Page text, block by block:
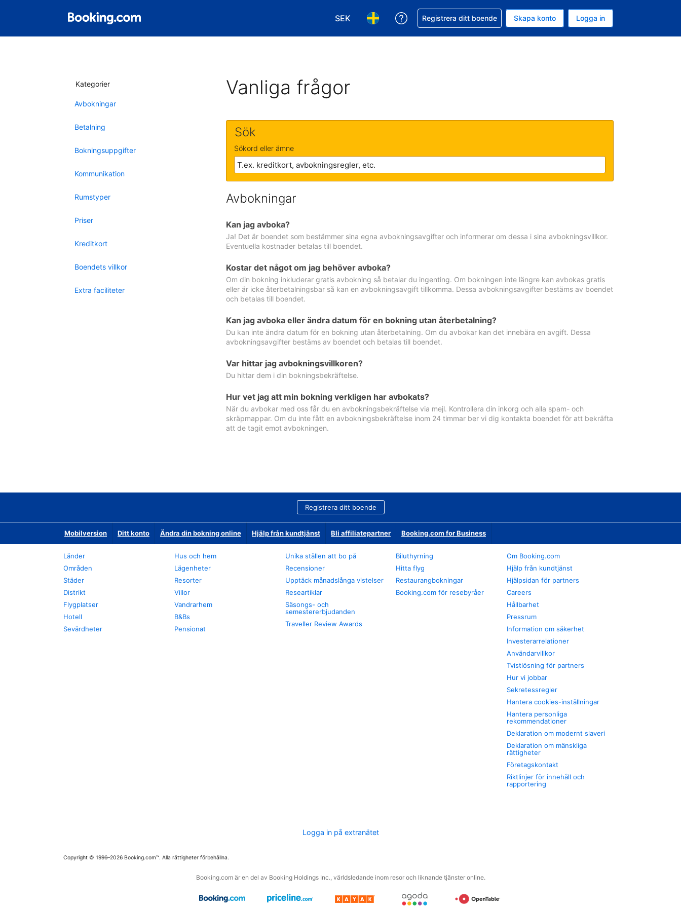
SEK
Välj valuta. Din nuvarande valuta är Svenska kronor
Välj språk. Ditt nuvarande språk är Svenska
Få hjälp med din bokning
Registrera ditt boende Skapa konto Logga in
Kategorier
Avbokningar
Betalning
Bokningsuppgifter
Kommunikation
Rumstyper
Priser
Kreditkort
Boendets villkor
Extra faciliteter
Vanliga frågor
Sök
Sökord eller ämne
Avbokningar
Kan jag avboka?
Ja! Det är boendet som bestämmer sina egna avbokningsavgifter och informerar om dessa i sina avbokningsvillkor.
Eventuella kostnader betalas till boendet.
Kostar det något om jag behöver avboka?
Om din bokning inkluderar gratis avbokning så betalar du ingenting. Om bokningen inte längre kan avbokas gratis
eller är icke återbetalningsbar så kan en avbokningsavgift tillkomma. Dessa avbokningsavgifter bestäms av boendet
och betalas till boendet.
Kan jag avboka eller ändra datum för en bokning utan återbetalning?
Du kan inte ändra datum för en bokning utan återbetalning. Om du avbokar kan det innebära en avgift. Dessa
avbokningsavgifter bestäms av boendet och betalas till boendet.
Var hittar jag avbokningsvillkoren?
Du hittar dem i din bokningsbekräftelse.
Hur vet jag att min bokning verkligen har avbokats?
När du avbokar med oss får du en avbokningsbekräftelse via mejl. Kontrollera din inkorg och alla spam- och
skräpmappar. Om du inte fått en avbokningsbekräftelse inom 24 timmar ber vi dig kontakta boendet för att bekräfta
att de tagit emot avbokningen.
Registrera ditt boende
Mobilversion Ditt konto Ändra din bokning online Hjälp från kundtjänst Bli affiliatepartner Booking.com for Business
Länder
Områden
Städer
Distrikt
Flygplatser
Hotell
Sevärdheter
Hus och hem
Lägenheter
Resorter
Villor
Vandrarhem
B&Bs
Pensionat
Unika ställen att bo på
Recensioner
Upptäck månadslånga vistelser
Researtiklar
Säsongs- och
semestererbjudanden
Traveller Review Awards
Biluthyrning
Hitta flyg
Restaurangbokningar
Booking.com för resebyråer
Om Booking.com
Hjälp från kundtjänst
Hjälpsidan för partners
Careers
Hållbarhet
Pressrum
Information om säkerhet
Investerarrelationer
Användarvillkor
Tvistlösning för partners
Hur vi jobbar
Sekretessregler
Hantera cookies-inställningar
Hantera personliga
rekommendationer
Deklaration om modernt slaveri
Deklaration om mänskliga
rättigheter
Företagskontakt
Riktlinjer för innehåll och
rapportering
Logga in på extranätet
Copyright © 1996–2026 Booking.com™. Alla rättigheter förbehållna.
Booking.com är en del av Booking Holdings Inc., världsledande inom resor och liknande tjänster online.